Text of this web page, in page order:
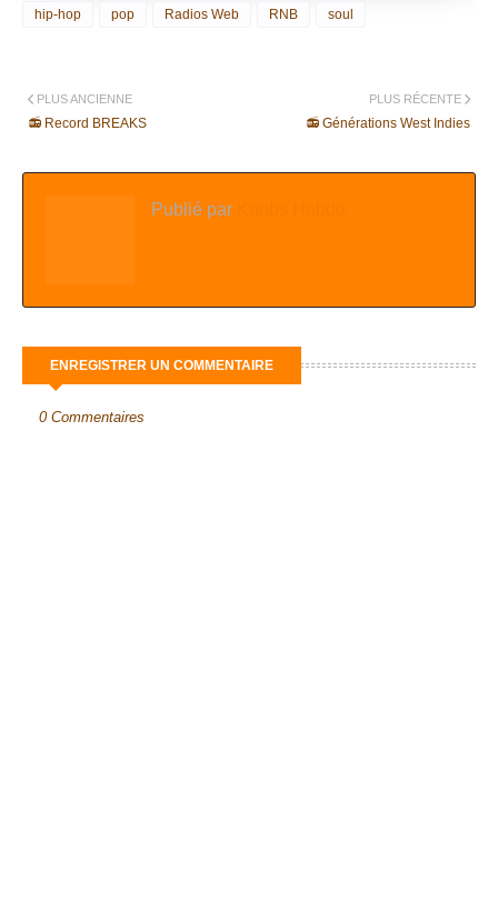
hip-hop pop Radios Web RNB soul
PLUS RÉCENTE
📻 Générations West Indies
PLUS ANCIENNE
📻 Record BREAKS
Publié par
ENREGISTRER UN COMMENTAIRE
0 Commentaires